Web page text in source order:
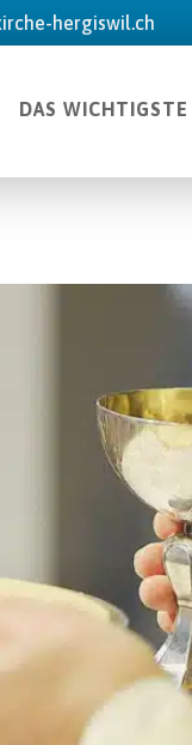
hergiswil.ch
DAS WICHTIGSTE